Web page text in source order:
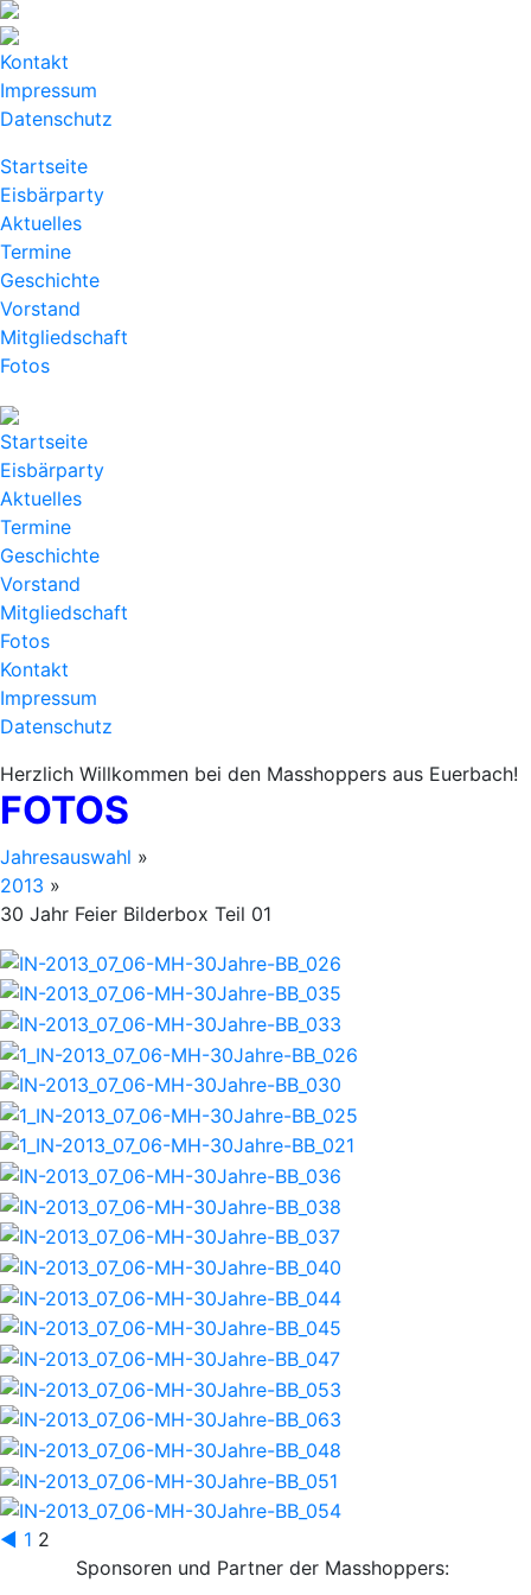
Kontakt
Impressum
Datenschutz
Startseite
Eisbärparty
Aktuelles
Termine
Geschichte
Vorstand
Mitgliedschaft
Fotos
Startseite
Eisbärparty
Aktuelles
Termine
Geschichte
Vorstand
Mitgliedschaft
Fotos
Kontakt
Impressum
Datenschutz
Herzlich Willkommen bei den Masshoppers aus Euerbach!
FOTOS
Jahresauswahl »
2013 »
30 Jahr Feier Bilderbox Teil 01
◄ 1 2
Sponsoren und Partner der Masshoppers: